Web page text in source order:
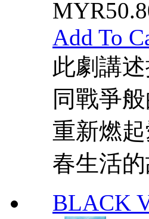
Add To
此劇講
同戰爭
重新燃
春生活
BLACK